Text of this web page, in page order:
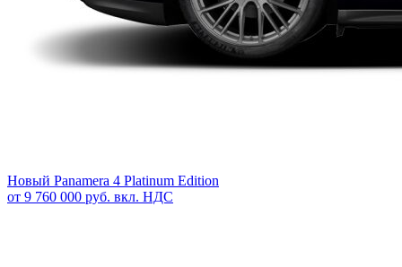
Новый Panamera 4 Platinum Edition
от 9 760 000 руб. вкл. НДС